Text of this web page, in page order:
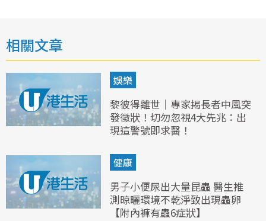
相關文章
娛樂
黎彼得離世｜專家揭長者中風突
發徵狀！切勿忽視4大先兆：出
現這警號即求醫！
健康
男子小便尿出大量昆蟲 醫生推
測晾曬環境不乾淨致出現蟲卵
【附內褲有蟲6症狀】